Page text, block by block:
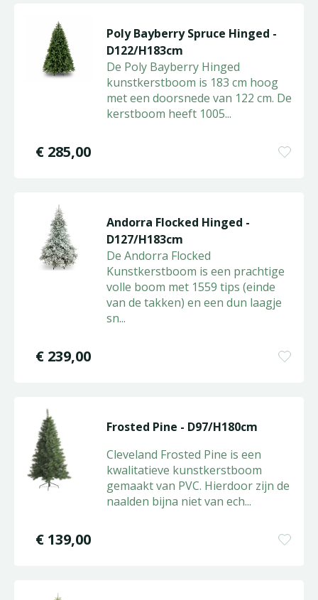
Poly Bayberry Spruce Hinged -
D122/H183cm
De Poly Bayberry Hinged
kunstkerstboom is 183 cm hoog
met een doorsnede van 122 cm. De
kerstboom heeft 1005...
€ 285,00
Andorra Flocked Hinged -
D127/H183cm
De Andorra Flocked
Kunstkerstboom is een prachtige
volle boom met 1559 tips (einde
van de takken) en een dun laagje
sn...
€ 239,00
Frosted Pine - D97/H180cm
Cleveland Frosted Pine is een
kwalitatieve kunstkerstboom
gemaakt van PVC. Hierdoor zijn de
naalden bijna niet van ech...
€ 139,00